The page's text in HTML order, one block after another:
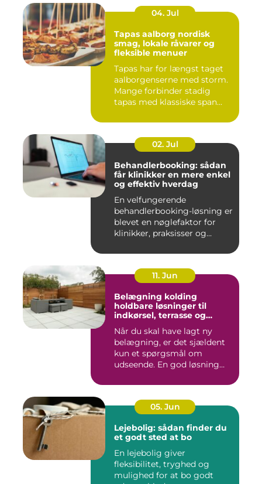
04. Jul
Tapas aalborg nordisk
smag, lokale råvarer og
fleksible menuer
Tapas har for længst taget
aalborgenserne med storm.
Mange forbinder stadig
tapas med klassiske span...
02. Jul
Behandlerbooking: sådan
får klinikker en mere enkel
og effektiv hverdag
En velfungerende
behandlerbooking-løsning er
blevet en nøglefaktor for
klinikker, praksisser og
11. Jun
Belægning kolding
holdbare løsninger til
indkørsel, terrasse og
Når du skal have lagt ny
belægning, er det sjældent
kun et spørgsmål om
udseende. En god løsning
05. Jun
Lejebolig: sådan finder du
et godt sted at bo
En lejebolig giver
fleksibilitet, tryghed og
mulighed for at bo godt